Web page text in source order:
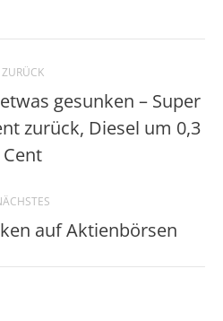
ZURÜCK
Vorheriger
Beitrag:
gesunken – Super
zurück, Diesel um 0,3
Cent
Nächster
auf Aktienbörsen